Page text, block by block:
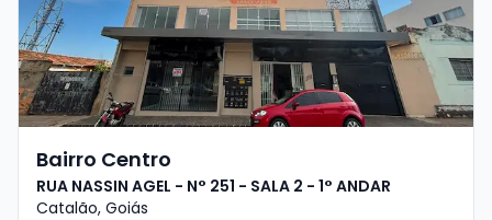
Bairro Centro
RUA NASSIN AGEL - N° 251 - SALA 2 - 1° ANDAR
Catalão, Goiás